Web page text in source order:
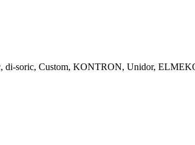
di-soric, Custom, KONTRON, Unidor,